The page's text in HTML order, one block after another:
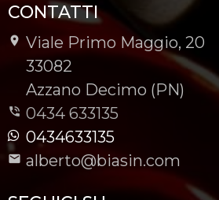
CONTATTI
Viale Primo Maggio, 20
-
33082
-
Azzano Decimo (PN)
0434 633135
0434633135
alberto@biasin.com